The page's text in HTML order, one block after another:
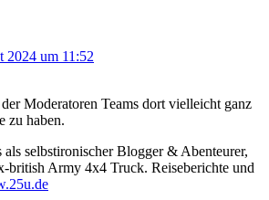
2024 um 11:52
Moderatoren Teams dort vielleicht ganz
zu haben.
als selbstironischer Blogger & Abenteurer,
british Army 4x4 Truck. Reiseberichte und